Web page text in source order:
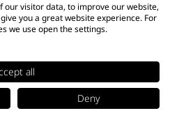
Ernst Stockburger
GmbH
our visitor data, to improve our website,
you a great website experience. For
we use open the settings.
all
Deny